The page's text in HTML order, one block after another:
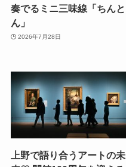
奏でるミニ三味線「ちんと
ん」
2026年7月28日
上野で語り合うアートの未